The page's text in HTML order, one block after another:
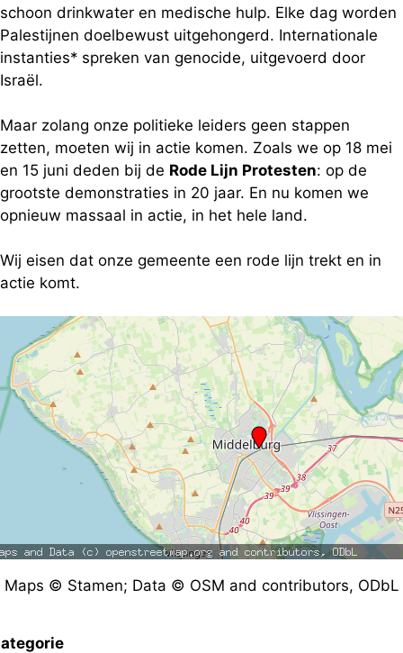
schoon drinkwater en medische hulp. Elke dag worden
Palestijnen doelbewust uitgehongerd. Internationale
instanties* spreken van genocide, uitgevoerd door
Israël.
Maar zolang onze politieke leiders geen stappen
zetten, moeten wij in actie komen. Zoals we op 18 mei
en 15 juni deden bij de Rode Lijn Protesten: op de
grootste demonstraties in 20 jaar. En nu komen we
opnieuw massaal in actie, in het hele land.
Wij eisen dat onze gemeente een rode lijn trekt en in
actie komt.
Maps © Stamen; Data © OSM and contributors, ODbL